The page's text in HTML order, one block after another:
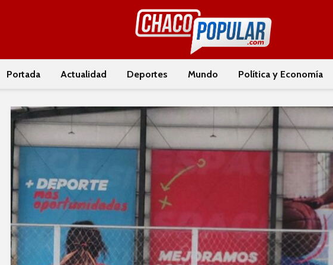
Portada Actualidad Deportes Mundo Política y Economía